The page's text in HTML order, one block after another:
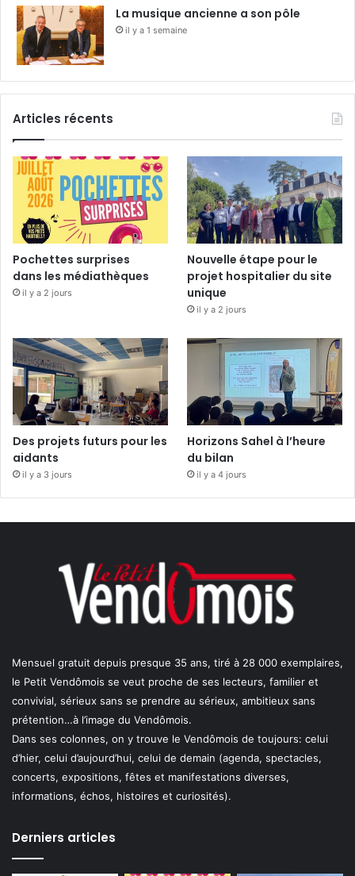
La musique ancienne a son pôle
il y a 1 semaine
Articles récents
Pochettes surprises
dans les médiathèques
il y a 2 jours
Nouvelle étape pour le
projet hospitalier du site
unique
il y a 2 jours
Des projets futurs pour les
aidants
il y a 3 jours
Horizons Sahel à l’heure
du bilan
il y a 4 jours
Mensuel gratuit depuis presque 35 ans, tiré à 28 000 exemplaires,
le Petit Vendômois se veut proche de ses lecteurs, familier et
convivial, sérieux sans se prendre au sérieux, ambitieux sans
prétention…à l’image du Vendômois.
Dans ses colonnes, on y trouve le Vendômois de toujours: celui
d’hier, celui d’aujourd’hui, celui de demain (agenda, spectacles,
concerts, expositions, fêtes et manifestations diverses,
informations, échos, histoires et curiosités).
Derniers articles